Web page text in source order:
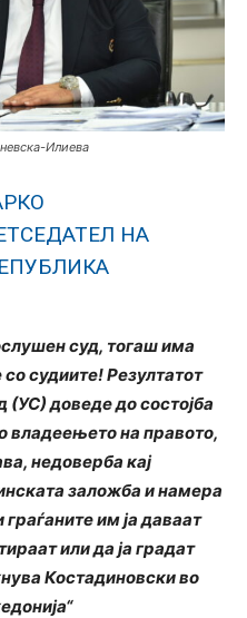
Илиева
НА
суд, тогаш има
судиите! Резултатот
(УС) доведе до состојба
владеењето на правото,
недоверба кај
заложба и намера
им ја даваат
или да ја градат
Костадиновски во